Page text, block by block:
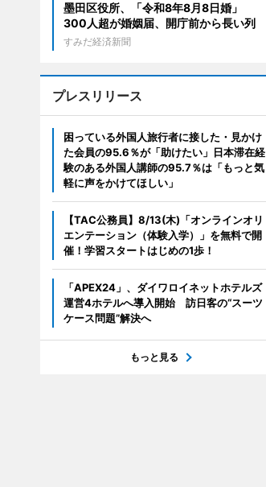
墨田区役所、「令和8年8月8日婚」
300人超が婚姻届、開庁前から長い列
すみだ経済新聞
プレスリリース
困っている外国人旅行者に接した・見かけ
た会員の95.6％が「助けたい」日本滞在経
験のある外国人講師の95.7％は「もっと気
軽に声をかけてほしい」
【TAC公務員】8/13(木)「オンラインオリ
エンテーション（体験入学）」を無料で開
催！学習スタートはじめの1歩！
「APEX24」、ダイワロイネットホテルズ
運営4ホテルへ導入開始 訪日客の“スーツ
ケース問題”解決へ
もっと見る